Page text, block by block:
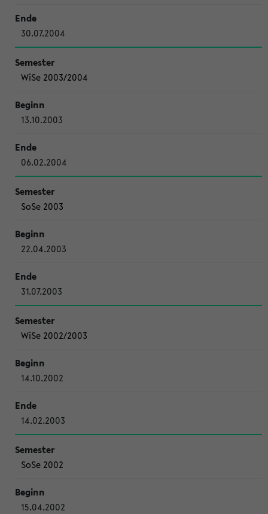
30.07.2004
WiSe 2003/2004
13.10.2003
06.02.2004
SoSe 2003
22.04.2003
31.07.2003
WiSe 2002/2003
14.10.2002
14.02.2003
SoSe 2002
15.04.2002